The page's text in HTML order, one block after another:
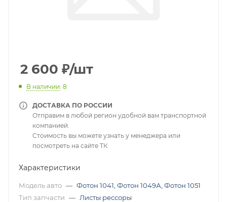
2 600 ₽/шт
В наличии: 8
ДОСТАВКА ПО РОССИИ
Отправим в любой регион удобной вам транспортной
компанией.
Стоимость вы можете узнать у менеджера или
посмотреть на сайте ТК
Характеристики
Модель авто — Фотон 1041 Фотон 1049А Фотон 1051
Тип запчасти — Листы рессоры